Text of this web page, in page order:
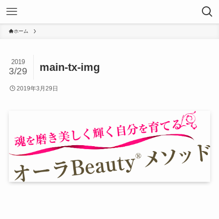
ホーム
main-tx-img
2019
3/29
2019年3月29日